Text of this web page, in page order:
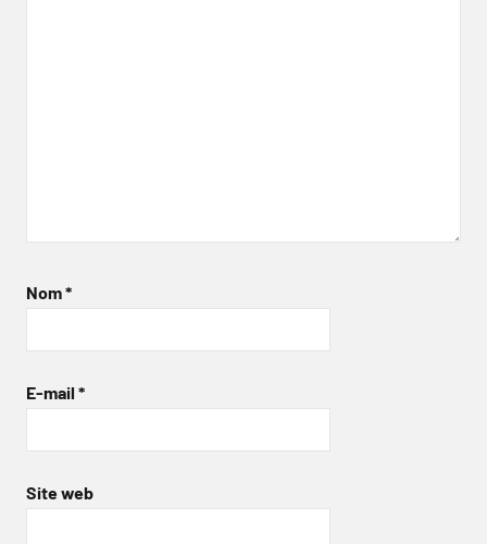
Nom*
E-mail *
Site web